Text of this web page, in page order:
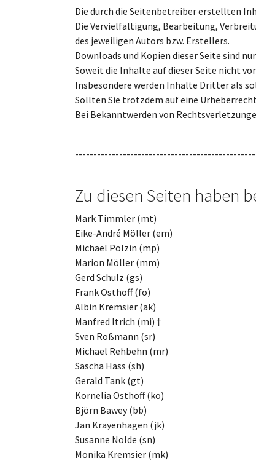
Die durch die Seitenbetreiber erstellten
Die Vervielfältigung, Bearbeitung,
des jeweiligen Autors bzw. Erstellers.
Downloads und Kopien dieser Seite sind
Soweit die Inhalte auf dieser Seite nicht
Insbesondere werden Inhalte Dritter als
Sollten Sie trotzdem auf eine
Bei Bekanntwerden von
Zu diesen Seiten haben
Mark Timmler (mt)
Eike-André Möller (em)
Michael Polzin (mp)
Marion Möller (mm)
Gerd Schulz (gs)
Frank Osthoff (fo)
Albin Kremsier (ak)
Manfred Itrich (mi) †
Sven Roßmann (sr)
Michael Rehbehn (mr)
Sascha Hass (sh)
Gerald Tank (gt)
Kornelia Osthoff (ko)
Björn Bawey (bb)
Jan Krayenhagen (jk)
Susanne Nolde (sn)
Monika Kremsier (mk)